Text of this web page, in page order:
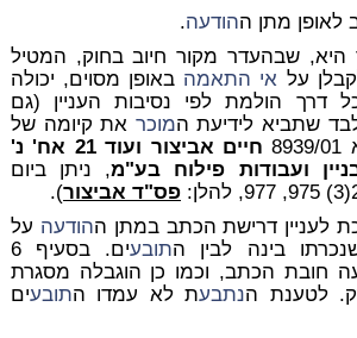
לאופן מתן ההודעה.
שבהעדר מקור חיוב בחוק, המטיל
על אי התאמה באופן מסוים, יכולה
דרך הולמת לפי נסיבות העניין (גם
שתביא לידיעת המוכר את קיומה של
חיים אביצור ועוד 21 אח' נ'
ועבודות פילוח בע"מ, ניתן ביום
פס"ד אביצור).
לעניין דרישת הכתב במתן ההודעה על
תובע
ים. בסעיף 6
חובת הכתב, וכמו כן הוגבלה מסגרת
לטענת הנתבעת לא עמדו התובעים